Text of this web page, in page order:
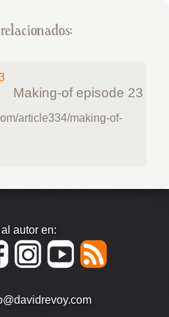
Making-of episode 23
article334/making-of-
autor en: